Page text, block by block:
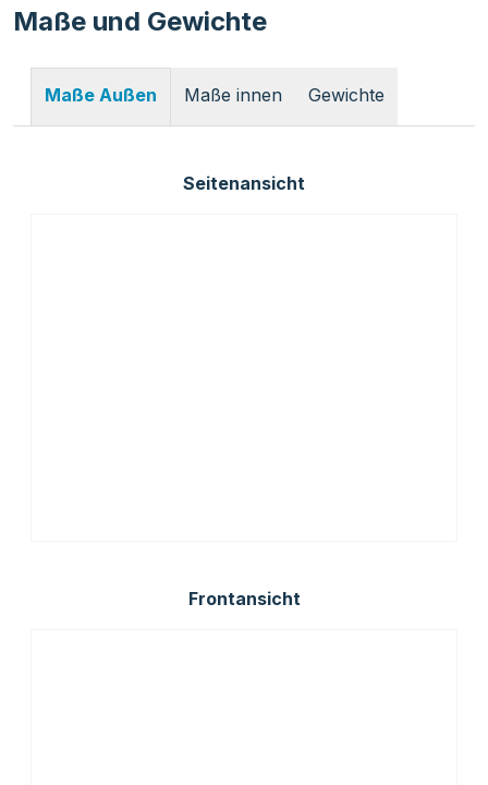
Maße und Gewichte
Maße Außen Maße innen Gewichte
Seitenansicht
Frontansicht